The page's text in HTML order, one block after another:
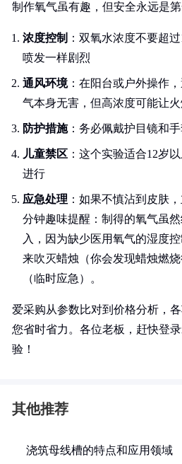
制作氧气虽有趣，但安全永远是第
浓度控制 ：双氧水浓度不要超
喷发一样剧烈
通风环境：在阳台或户外操作
气本身无害，但高浓度可能让火
防护措施：务必佩戴护目镜和
儿童禁区 ：这个实验适合12岁
进行
应急处理 ：如果不慎沾到皮肤
分钟趣味提醒：制得的氧气虽
入，因为缺少医用氧气的湿度
来吹灭蜡烛（你会发现蜡烛燃
（临时应急）。
爱采购从参数比对到价格分析，
您省时省力。各位老板，赶快登
验！
其他推荐
浇筑母线槽的特点和应用领域